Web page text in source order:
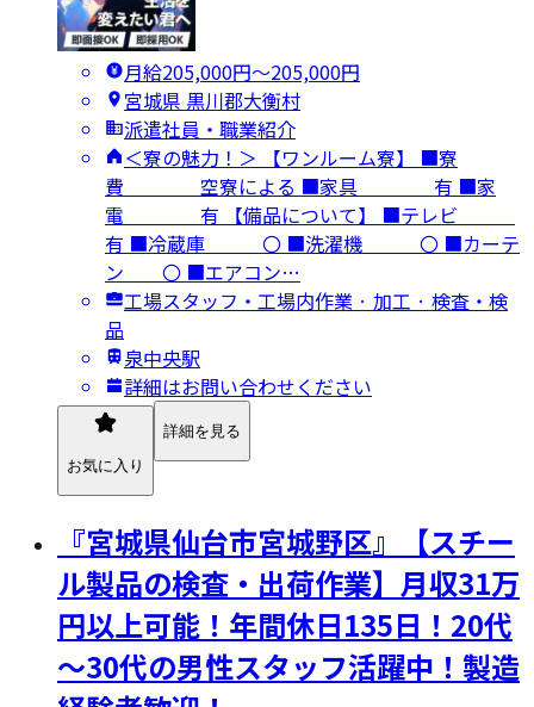
月給205,000円〜205,000円
宮城県 黒川郡大衡村
派遣社員・職業紹介
＜寮の魅力！＞ 【ワンルーム寮】 ■寮
費 空寮による ■家具 有 ■家
電 有 【備品について】 ■テレビ
有 ■冷蔵庫 〇 ■洗濯機 〇 ■カーテ
ン 〇 ■エアコン…
工場スタッフ・工場内作業 · 加工 · 検査・検
品
泉中央駅
詳細はお問い合わせください
お気に入り
詳細を見る
『宮城県仙台市宮城野区』【スチー
ル製品の検査・出荷作業】月収31万
円以上可能！年間休日135日！20代
～30代の男性スタッフ活躍中！製造